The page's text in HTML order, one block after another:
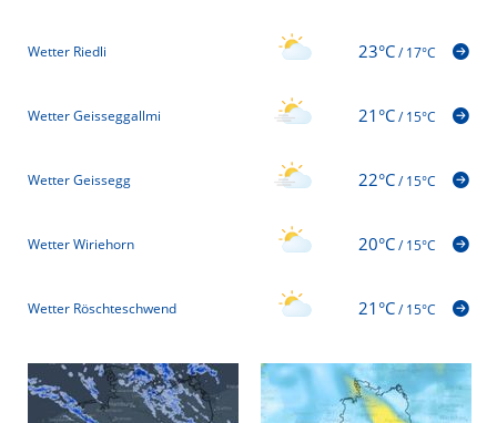
Wetter Riedli 23°C/17°C
Wetter Geisseggallmi 21°C/15°C
Wetter Geissegg 22°C/15°C
Wetter Wiriehorn 20°C/15°C
Wetter Röschteschwend 21°C/15°C